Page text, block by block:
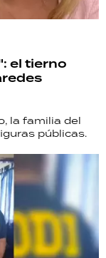
el tierno
la familia del
públicas.